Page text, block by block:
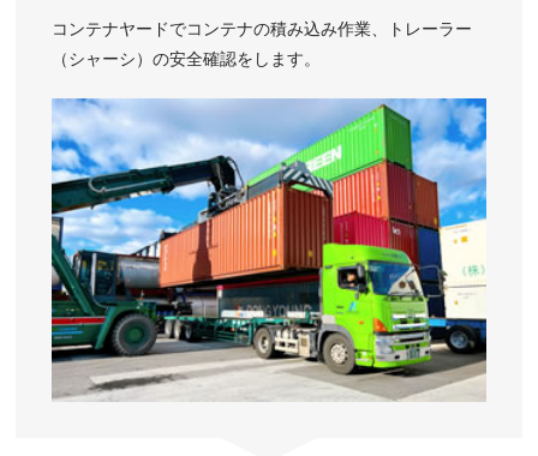
コンテナヤードでコンテナの積み込み作業、トレーラー
（シャーシ）の安全確認をします。